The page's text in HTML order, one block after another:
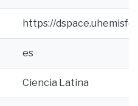
https://
es
Ciencia Latina